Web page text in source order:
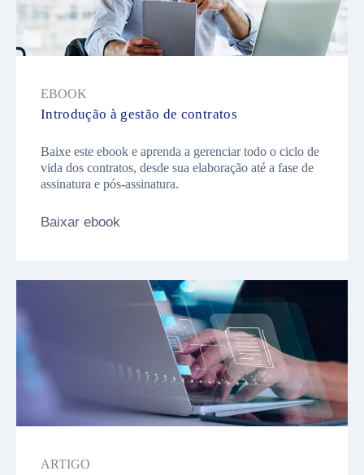
EBOOK
Introdução à gestão de contratos
Baixe este ebook e aprenda a gerenciar todo o ciclo de
vida dos contratos, desde sua elaboração até a fase de
assinatura e pós-assinatura.
Baixar ebook
ARTIGO